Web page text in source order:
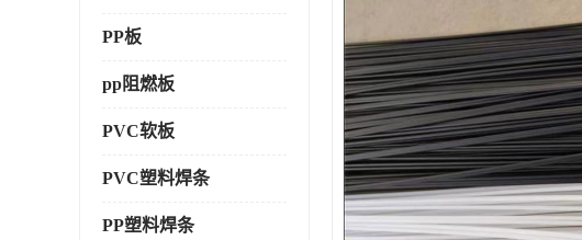
PP板
pp阻燃板
PVC软板
PVC塑料焊条
PP塑料焊条